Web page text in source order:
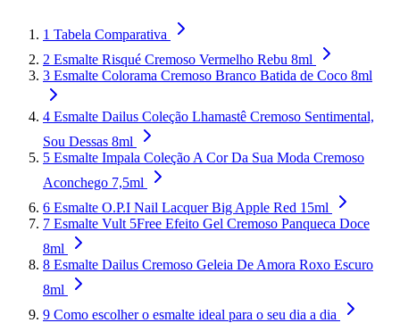
1 Tabela Comparativa
2 Esmalte Risqué Cremoso Vermelho Rebu 8ml
3 Esmalte Colorama Cremoso Branco Batida de Coco 8ml
4 Esmalte Dailus Coleção Lhamastê Cremoso Sentimental,
Sou Dessas 8ml
5 Esmalte Impala Coleção A Cor Da Sua Moda Cremoso
Aconchego 7,5ml
6 Esmalte O.P.I Nail Lacquer Big Apple Red 15ml
7 Esmalte Vult 5Free Efeito Gel Cremoso Panqueca Doce
8ml
8 Esmalte Dailus Cremoso Geleia De Amora Roxo Escuro
8ml
9 Como escolher o esmalte ideal para o seu dia a dia